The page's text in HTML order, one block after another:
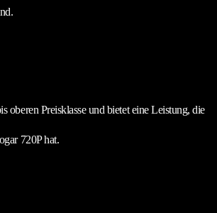
Preisklasse und bietet eine Leistung, die
720P hat.